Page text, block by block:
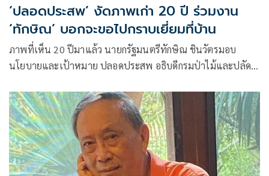
‘ปลอดประสพ’ งัดภาพเก่า 20 ปี ร่วมงาน
‘ทักษิณ’ บอกจะขอไปกราบเยี่ยมที่บ้าน
ภาพที่เห็น 20 ปีมาแล้ว นายกรัฐมนตรีทักษิณ ชินวัตรมอบ
นโยบายและเป้าหมาย ปลอดประสพ อธิบดีกรมป่าไม้และปลัด